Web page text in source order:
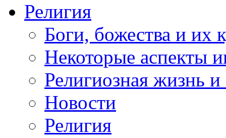
Религия
Боги, божества и их
Некоторые аспекты
Религиозная жизнь
Новости
Религия